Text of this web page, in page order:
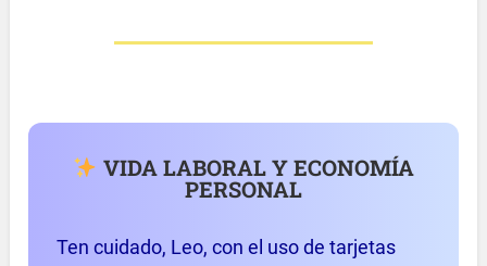
VIDA LABORAL Y ECONOMÍA
PERSONAL
Ten cuidado, Leo, con el uso de tarjetas